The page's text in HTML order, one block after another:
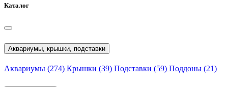
Каталог
Аквариумы, крышки, подставки
Аквариумы (274) Крышки (39) Подставки (59) Поддоны (21)